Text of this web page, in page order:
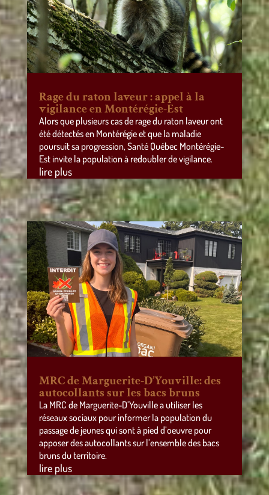
Rage du raton laveur : appel à la
vigilance en Montérégie-Est
Alors que plusieurs cas de rage du raton laveur ont
été détectés en Montérégie et que la maladie
poursuit sa progression, Santé Québec Montérégie-
Est invite la population à redoubler de vigilance.
lire plus
MRC de Marguerite-D’Youville: des
autocollants sur les bacs bruns
La MRC de Marguerite-D’Youville a utiliser les
réseaux sociaux pour informer la population du
passage de jeunes qui sont à pied d’oeuvre pour
apposer des autocollants sur l’ensemble des bacs
bruns du territoire.
lire plus